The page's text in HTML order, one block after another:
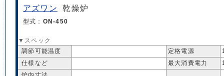
アズワン 乾燥炉
型式： ON-450
▼スペック
調節可能温度
定格電源
仕様など
最大消費電力